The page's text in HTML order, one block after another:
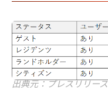
出典元：プレスリリース